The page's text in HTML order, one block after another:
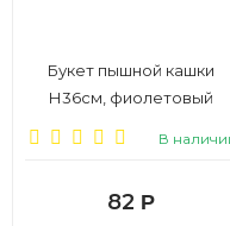
Букет пышной кашки
Н36см, фиолетовый
В
82 Р